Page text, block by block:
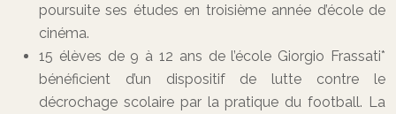
poursuite ses études en troisième année d’école de
cinéma.
15 élèves de 9 à 12 ans de l’école Giorgio Frassati*
bénéficient d’un dispositif de lutte contre le
décrochage scolaire par la pratique du football. La